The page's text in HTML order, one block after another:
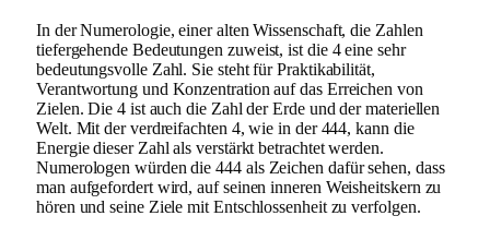
In der Numerologie, einer alten Wissenschaft, die Zahlen
tiefergehende Bedeutungen zuweist, ist die 4 eine sehr
bedeutungsvolle Zahl. Sie steht für Praktikabilität,
Verantwortung und Konzentration auf das Erreichen von
Zielen. Die 4 ist auch die Zahl der Erde und der materiellen
Welt. Mit der verdreifachten 4, wie in der 444, kann die
Energie dieser Zahl als verstärkt betrachtet werden.
Numerologen würden die 444 als Zeichen dafür sehen, dass
man aufgefordert wird, auf seinen inneren Weisheitskern zu
hören und seine Ziele mit Entschlossenheit zu verfolgen.